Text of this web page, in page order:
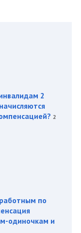
2
2
по
одиночкам и